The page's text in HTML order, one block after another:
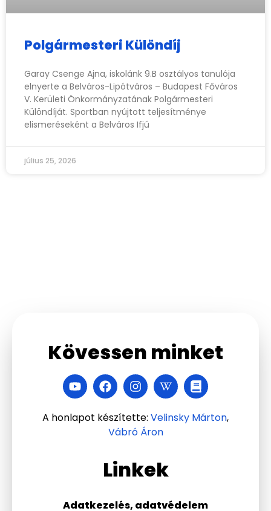
Polgármesteri Különdíj
Garay Csenge Ajna, iskolánk 9.B osztályos tanulója
elnyerte a Belváros-Lipótváros – Budapest Főváros
V. Kerületi Önkormányzatának Polgármesteri
Különdíját. Sportban nyújtott teljesítménye
elismeréseként a Belváros Ifjú
július 25, 2026
Linkek
Adatkezelés, adatvédelem
Kövessen minket
A honlapot készítette: Velinsky Márton,
Vábró Áron